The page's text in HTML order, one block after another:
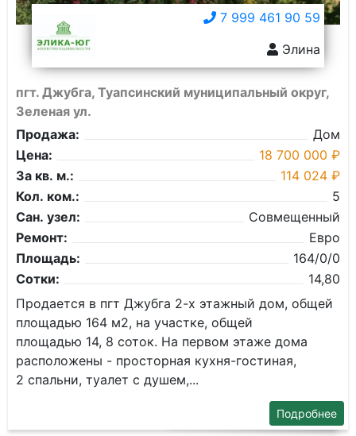
7 999 461 90 59
Элина
пгт. Джубга, Туапсинский муниципальный округ,
Зеленая ул.
Продажа:
Дом
Цена:
18 700 000 ₽
За кв. м.:
114 024 ₽
Кол. ком.:
5
Сан. узел:
Совмещенный
Ремонт:
Евро
Площадь:
164/0/0
Сотки:
14,80
Продается в пгт Джубга 2-х этажный дом, общей
площадью 164 м2, на участке, общей
площадью 14, 8 соток. На первом этаже дома
расположены - просторная кухня-гостиная,
2 спальни, туалет с душем,...
Подробнее